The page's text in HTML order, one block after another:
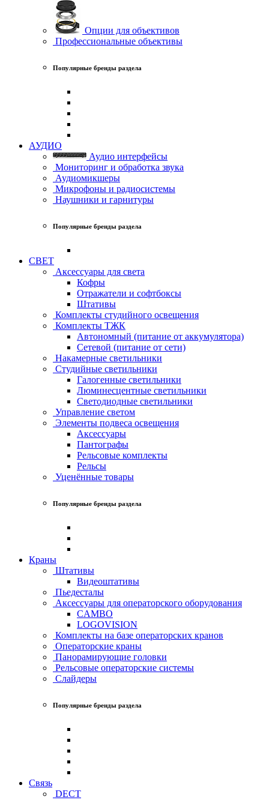
Опции для объективов
Профессиональные объективы
Популярные бренды раздела
АУДИО
Аудио интерфейсы
Мониторинг и обработка звука
Аудиомикшеры
Микрофоны и радиосистемы
Наушники и гарнитуры
Популярные бренды раздела
СВЕТ
Аксессуары для света
Кофры
Отражатели и софтбоксы
Штативы
Комплекты студийного освещения
Комплекты ТЖК
Автономный (питание от аккумулятора)
Сетевой (питание от сети)
Накамерные светильники
Студийные светильники
Галогенные светильники
Люминесцентные светильники
Светодиодные светильники
Управление светом
Элементы подвеса освещения
Аксессуары
Пантографы
Рельсовые комплекты
Рельсы
Уценённые товары
Популярные бренды раздела
Краны
Штативы
Видеоштативы
Пьедесталы
Аксессуары для операторского оборудования
CAMBO
LOGOVISION
Комплекты на базе операторских кранов
Операторские краны
Панорамирующие головки
Рельсовые операторские системы
Слайдеры
Популярные бренды раздела
Связь
DECT